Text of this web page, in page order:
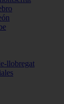
llobregat